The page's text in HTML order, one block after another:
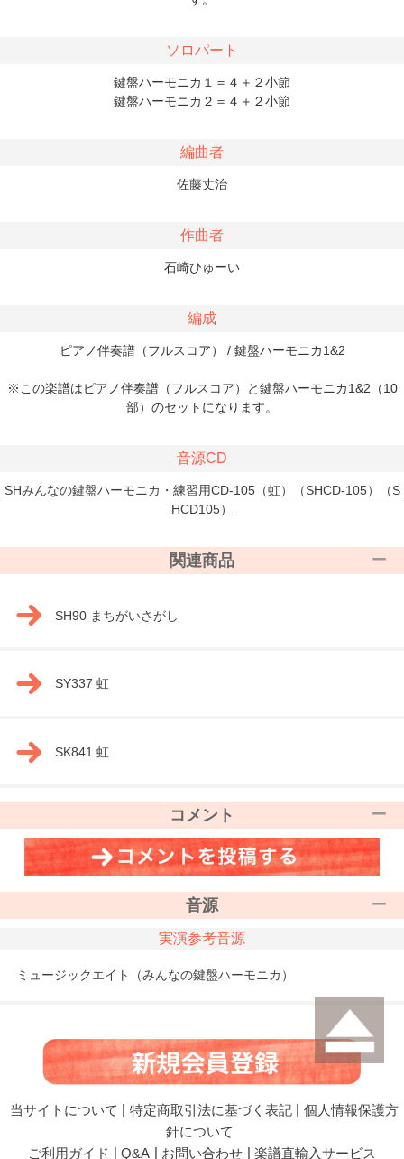
ソロパート
鍵盤ハーモニカ１＝４＋２小節
鍵盤ハーモニカ２＝４＋２小節
編曲者
佐藤丈治
作曲者
石崎ひゅーい
編成
ピアノ伴奏譜（フルスコア） / 鍵盤ハーモニカ1&2
※この楽譜はピアノ伴奏譜（フルスコア）と鍵盤ハーモニカ1&2（10
部）のセットになります。
音源CD
SHみんなの鍵盤ハーモニカ・練習用CD-105（虹）（SHCD-105）（S
HCD105）
関連商品
SH90 まちがいさがし
SY337 虹
SK841 虹
コメント
音源
実演参考音源
ミュージックエイト（みんなの鍵盤ハーモニカ）
当サイトについて | 特定商取引法に基づく表記 | 個人情報保護方
針について
ご利用ガイド | Q&A | お問い合わせ | 楽譜直輸入サービス